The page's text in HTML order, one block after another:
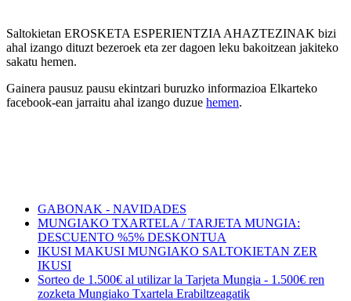
Saltokietan EROSKETA ESPERIENTZIA AHAZTEZINAK bizi
ahal izango dituzt bezeroek eta zer dagoen leku bakoitzean jakiteko
sakatu hemen.
Gainera pausuz pausu ekintzari buruzko informazioa Elkarteko
facebook-ean jarraitu ahal izango duzue hemen.
GABONAK - NAVIDADES
MUNGIAKO TXARTELA / TARJETA MUNGIA:
DESCUENTO %5% DESKONTUA
IKUSI MAKUSI MUNGIAKO SALTOKIETAN ZER
IKUSI
Sorteo de 1.500€ al utilizar la Tarjeta Mungia - 1.500€ ren
zozketa Mungiako Txartela Erabiltzeagatik